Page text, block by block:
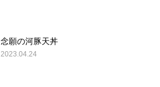
念願の河豚天丼
2023.04.24